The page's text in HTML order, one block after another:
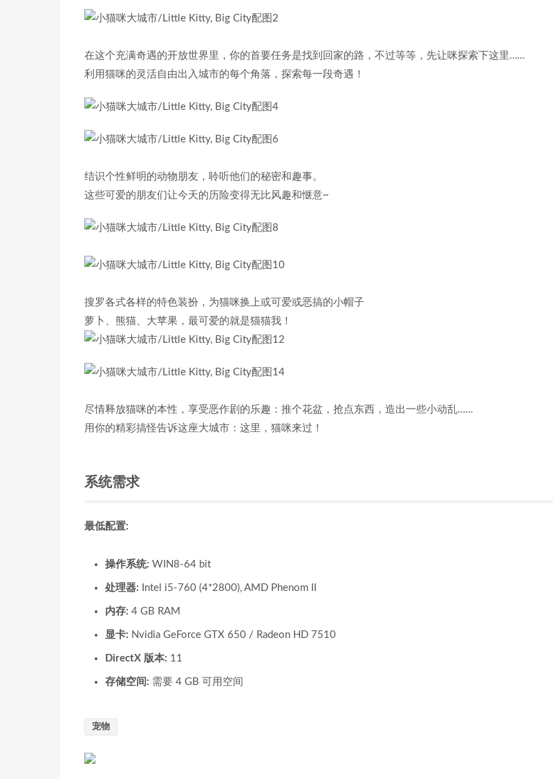
在这个充满奇遇的开放世界里，你的首要任务是找到回家的路，不过等等，先让咪探索下这里……
利用猫咪的灵活自由出入城市的每个角落，探索每一段奇遇！
结识个性鲜明的动物朋友，聆听他们的秘密和趣事。
这些可爱的朋友们让今天的历险变得无比风趣和惬意~
搜罗各式各样的特色装扮，为猫咪换上或可爱或恶搞的小帽子
萝卜、熊猫、大苹果，最可爱的就是猫猫我！
尽情释放猫咪的本性，享受恶作剧的乐趣：推个花盆，抢点东西，造出一些小动乱……
用你的精彩搞怪告诉这座大城市：这里，猫咪来过！
系统需求
最低配置:
操作系统: WIN8-64 bit
处理器: Intel i5-760 (4*2800), AMD Phenom II
内存: 4 GB RAM
显卡: Nvidia GeForce GTX 650 / Radeon HD 7510
DirectX 版本: 11
存储空间: 需要 4 GB 可用空间
宠物